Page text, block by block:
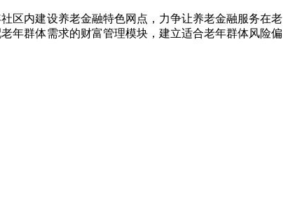
区内建设养老金融特色网点，力争让养老金融服务在老
年群体需求的财富管理模块，建立适合老年群体风险偏